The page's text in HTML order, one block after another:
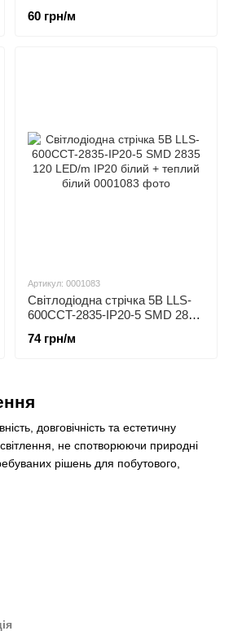
довговічність та естетичну
не спотворюючи природні
рішень для побутового,
60 грн/м
Артикул: 0001083
Світлодіодна стрічка 5В LLS-
600CCT-2835-IP20-5 SMD 2835
білий
74 грн/м